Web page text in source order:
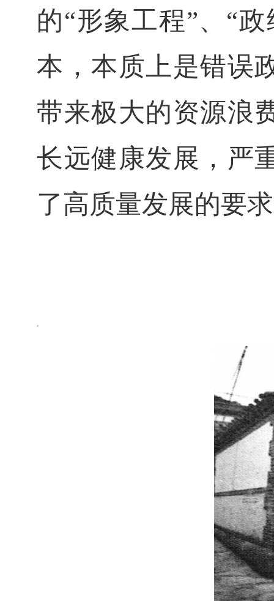
的“形象工程”、“
本，本质上是错误
带来极大的资源浪
长远健康发展，严
了高质量发展的要